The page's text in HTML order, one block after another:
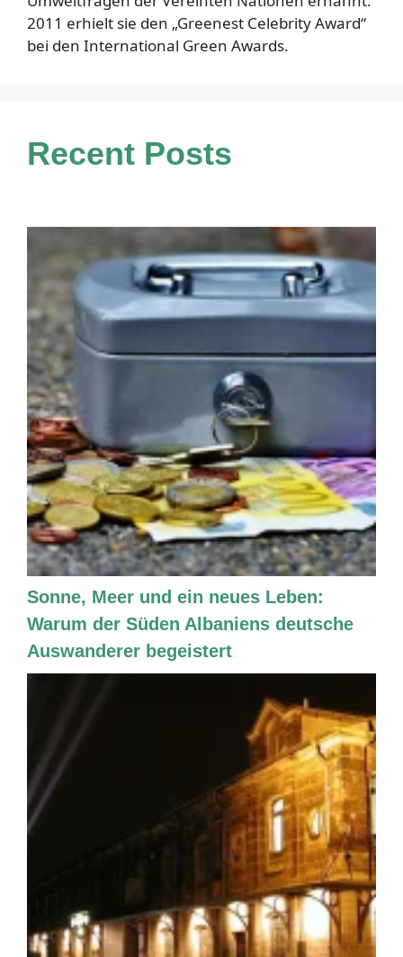
2011 erhielt sie den „Greenest Celebrity Award“
bei den International Green Awards.
Recent Posts
Sonne, Meer und ein neues Leben:
Warum der Süden Albaniens deutsche
Auswanderer begeistert